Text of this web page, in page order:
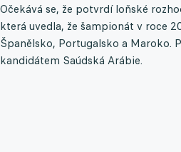
Očekává se, že potvrdí loňské
která uvedla, že šampionát v roce
Španělsko, Portugalsko a Maroko.
kandidátem Saúdská Arábie.